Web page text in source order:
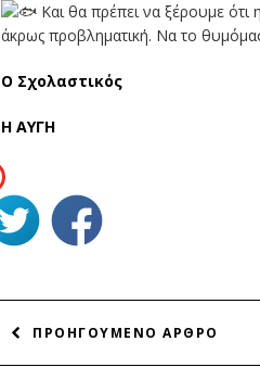
Και θα πρέπει να ξέρουμε ότι
άκρως προβληματική. Να το
Ο Σχολαστικός
Η ΑΥΓΗ
ΑΡΘΡΩΝ
ΠΡΟΗΓΟΥΜΕΝΟ ΑΡΘΡΟ